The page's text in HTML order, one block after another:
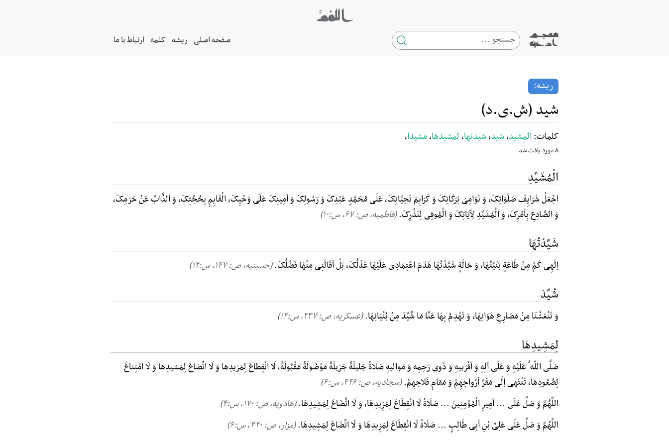
صفحه اصلی ریشه کلمه ارتباط با ما
ریشه:
شید (ش.ی.د)
کلمات:المشید،شید،شیدتها، لمشیدها،مشیدا،
۸ مورد یافت شد
الْمُشَیِّدِ
اجْعَلْ شَرَایِفَ صَلَوَاتِکَ، وَ نَوَامِیَ بَرَکَاتِکَ وَ کَرَایِمَ تَحِیَّاتِکَ، عَلَی مُحَمَّدٍ عَبْدِکَ وَ رَسُولِکَ وَ اَمِینِکَ عَلَی وَحْیِکَ، الْقَایِمِ بِحُجَّتِکَ، وَ الذَّابِّ عَنْ حَرَمِکَ،
وَ الصَّادِعِ بِاَمْرِکَ، وَ الْمُشَیِّدِ لِآیَاتِکَ وَ الْمُوفِی لِنَذْرِکَ.(فاطمیه، ص: ۶۷, س:۱۰)
شَیَّدْتُهَا
اِلَهِی کَمْ مِنْ طَاعَةٍ بَنَیْتُهَا، وَ حَالَةٍ شَیَّدْتُهَا هَدَمَ اعْتِمَادِی عَلَیْهَا عَدْلُکَ، بَلْ اَقَالَنِی مِنْهَا فَضْلُکَ.(حسینیه، ص: ۱۴۷, س:۱۲)
شُیِّدَ
وَ تَنْعَشُنَا مِنْ مَصَارِعِ هَوَانِهَا، وَ تَهْدِمُ بِهَا عَنَّا مَا شُیِّدَ مِنْ بُنْیَانِهَا.(عسکریه، ص: ۲۳۷, س:۱۴)
لِمَشِیدِهَا
صَلَّی اللّه ُ عَلَیْهِ وَ عَلَی آلِهِ وَ اَقْرَبیهِ وَ ذَوی رَحِمِه وَ مَوالیهِ صَلاةً جَلیلَةً جَزیلَةً مَوْصُولَةً مَقْبُولَةً، لَا انْقِطاعَ لِمَزیدِها وَ لَا اتِّضاعَ لِمَشیدِها وَ لَا امْتِناعَ
لِصُعُودِها، تَنْتَهی اِلَی مَقَرِّ اَرْواحِهِمْ وَ مَقامِ فَلاحِهِمْ.(سجادیه، ص: ۴۴۶, س:۶)
اللَّهُمَّ وَ صَلِّ عَلَی ... اَمِیرِ الْمُوْمِنِینَ ... صَلَاةً لَا انْقِطَاعَ لِمَزِیدِهَا، وَ لَا اتِّضَاعَ لِمَشِیدِهَا.(هادویه، ص: ۱۷۰, س:۴)
اللَّهُمَّ وَ صَلِّ عَلَی عَلِیِّ بْنِ اَبِی طَالِبٍ ... صَلَاةً لَا انْقِطَاعَ لِمَزِیدِهَا وَ لَا اتِّضَاعَ لِمَشِیدِهَا.(مزار، ص: ۳۲۰, س:۶)